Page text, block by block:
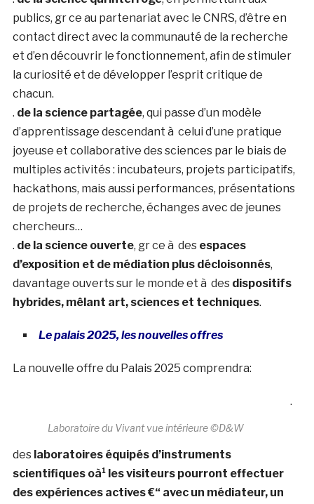
publics, gr ce au partenariat avec le CNRS, d’être en
contact direct avec la communauté de la recherche
et d’en découvrir le fonctionnement, afin de stimuler
la curiosité et de développer l’esprit critique de
chacun.
. de la science partagée, qui passe d’un modèle
d’apprentissage descendant à celui d’une pratique
joyeuse et collaborative des sciences par le biais de
multiples activités : incubateurs, projets participatifs,
hackathons, mais aussi performances, présentations
de projets de recherche, échanges avec de jeunes
chercheurs…
. de la science ouverte, gr ce à des espaces
d’exposition et de médiation plus décloisonnés,
davantage ouverts sur le monde et à des dispositifs
hybrides, mêlant art, sciences et techniques.
Le palais 2025, les nouvelles offres
La nouvelle offre du Palais 2025 comprendra:
Laboratoire du Vivant vue intérieure ©D&W
.
des laboratoires équipés d’instruments
scientifiques oà¹ les visiteurs pourront effectuer
des expériences actives €“ avec un médiateur, un